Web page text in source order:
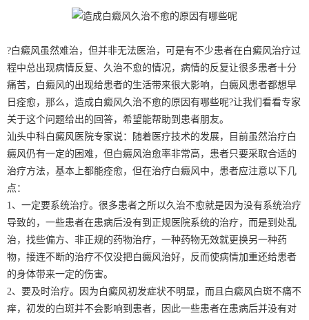
?白癜风虽然难治，但并非无法医治，可是有不少患者在白癜风治疗过
程中总出现病情反复、久治不愈的情况，病情的反复让很多患者十分
痛苦，白癜风的出现给患者的生活带来很大影响，白癜风患者都想早
日痊愈，那么，造成白癜风久治不愈的原因有哪些呢?让我们看看专家
关于这个问题给出的回答，希望能帮助到患者朋友。
汕头中科白癜风医院专家说：随着医疗技术的发展，目前虽然治疗白
癜风仍有一定的困难，但白癜风治愈率非常高，患者只要采取合适的
治疗方法，基本上都能痊愈，但在治疗白癜风中，患者应注意以下几
点：
1、一定要系统治疗。很多患者之所以久治不愈就是因为没有系统治疗
导致的，一些患者在患病后没有到正规医院系统的治疗，而是到处乱
治，找些偏方、非正规的药物治疗，一种药物无效就更换另一种药
物，接连不断的治疗不仅没把白癜风治好，反而使病情加重还给患者
的身体带来一定的伤害。
2、要及时治疗。因为白癜风初发症状不明显，而且白癜风白斑不痛不
痒，初发的白斑并不会影响到患者，因此一些患者在患病后并没有对